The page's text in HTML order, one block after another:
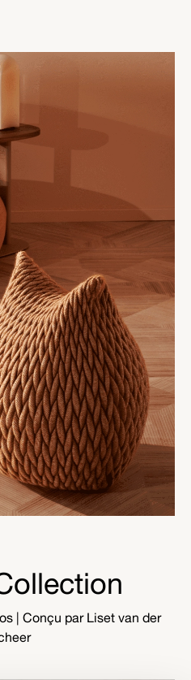
| Conçu par Liset van der